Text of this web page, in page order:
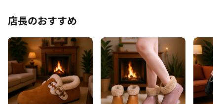
店長のおすすめ